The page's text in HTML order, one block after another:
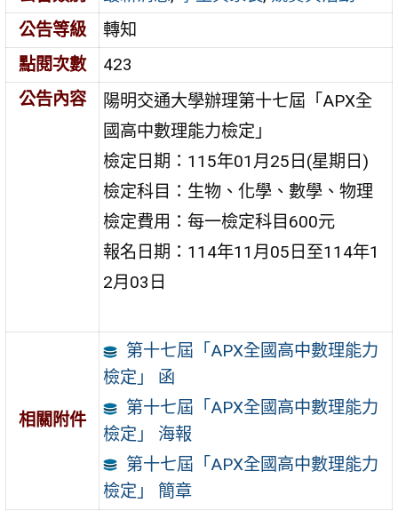
公告等級
轉知
點閱次數
423
公告內容
陽明交通大學辦理第十七屆「APX全
國高中數理能力檢定」
檢定日期：115年01月25日(星期日)
檢定科目：生物、化學、數學、物理
檢定費用：每一檢定科目600元
報名日期：114年11月05日至114年1
2月03日
相關附件
第十七屆「APX全國高中數理能力
檢定」 函
第十七屆「APX全國高中數理能力
檢定」 海報
第十七屆「APX全國高中數理能力
檢定」 簡章